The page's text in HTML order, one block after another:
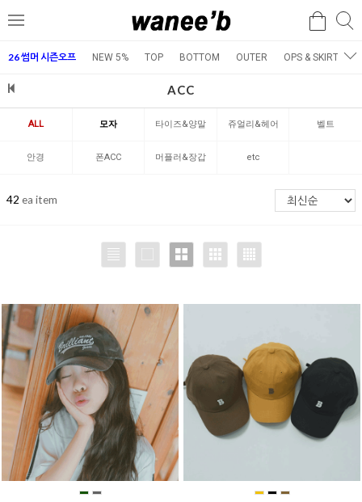
메
검
26 썸머 시즌오프 NEW 5% TOP BOTTOM OUTER OPS & SKIRT
ACC
ALL 모자 타이즈&양말 쥬얼리&헤어 벨트
안경 폰ACC 머플러&장갑 etc
42 ea item